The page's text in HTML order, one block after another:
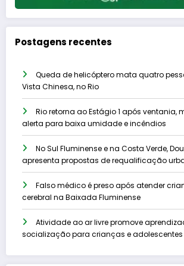
Postagens recentes
Queda de helicóptero mata quatro
Vista Chinesa, no Rio
Rio retorna ao Estágio 1 após ventania,
alerta para baixa umidade e incêndios
No Sul Fluminense e na Costa Verde,
apresenta propostas de requalificação
Falso médico é preso após atender
cerebral na Baixada Fluminense
Atividade ao ar livre promove
socialização para crianças e adolescentes